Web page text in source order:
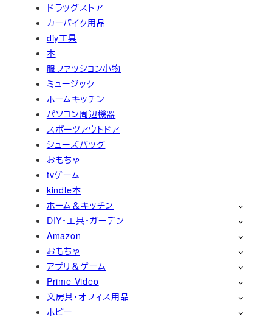
ドラッグストア
カーバイク用品
diy工具
本
服ファッション小物
ミュージック
ホームキッチン
パソコン周辺機器
スポーツアウトドア
シューズバッグ
おもちゃ
tvゲーム
kindle本
ホーム＆キッチン
DIY・工具・ガーデン
Amazon
おもちゃ
アプリ＆ゲーム
Prime Video
文房具・オフィス用品
ホビー